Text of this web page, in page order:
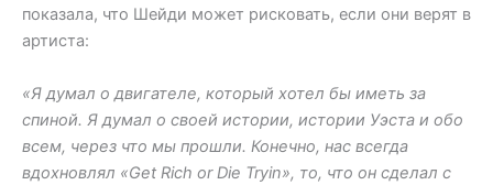
показала, что Шейди может рисковать, если они верят в
артиста:
«Я думал о двигателе, который хотел бы иметь за
спиной. Я думал о своей истории, истории Уэста и обо
всем, через что мы прошли. Конечно, нас всегда
вдохновлял «Get Rich or Die Tryin», то, что он сделал с